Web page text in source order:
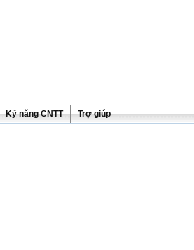
Kỹ năng CNTT Trợ giúp